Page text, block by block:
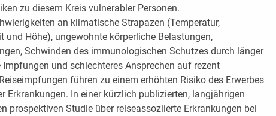
zu diesem Kreis vulnerabler Personen.
an klimatische Strapazen (Temperatur,
und Höhe), ungewohnte körperliche Belastungen,
Schwinden des immunologischen Schutzes durch länger
und schlechteres Ansprechen auf rezent
führen zu einem erhöhten Risiko des Erwerbes
Erkrankungen. In einer kürzlich publizierten, langjährigen
prospektiven Studie über reiseassoziierte Erkrankungen bei